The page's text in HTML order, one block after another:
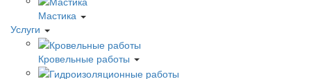
Мастика
Услуги
Кровельные работы